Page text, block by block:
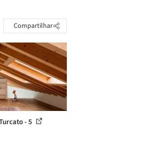
Compartilhar
- 5